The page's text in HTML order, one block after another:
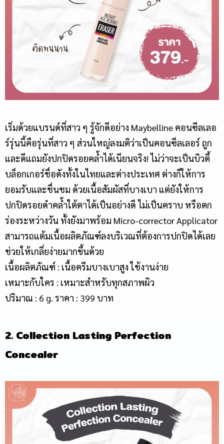
เริ่มด้วยแบรนด์ที่สาว ๆ รู้จักดีอย่าง Maybelline คอนซีลเลอ
ร์รุ่นนี้คือรุ่นที่สาว ๆ ส่วนใหญ่ลงมติว่าเป็นคอนซีลเลอร์ ถูก
และดีแถมยังปกปิดรอยคล้ำได้เนียนจริง! ไม่ว่าจะเป็นบิวตี้
บล็อกเกอร์ชื่อดังทั้งในไทยและต่างประเทศ ต่างก็ให้การ
ยอมรับและชื่นชม ด้วยเนื้อสัมผัสที่บางเบา แต่ยังให้การ
ปกปิดรอยดำคล้ำใต้ตาได้เป็นอย่างดี ไม่เป็นคราบ หรือตก
ร่องระหว่างวัน ทั้งยังมาพร้อม Micro-corrector Applicator
สามารถแต้มเนื้อผลิตภัณฑ์ลงบริเวณที่ต้องการปกปิดได้เลย
ช่วยให้เกลี่ยง่ายมากขึ้นด้วย
เนื้อผลิตภัณฑ์ : เนื้อครีมบางเบาสูง ใช้งานง่าย
เหมาะกับใคร : เหมาะสำหรับทุกสภาพผิว
ปริมาณ : 6 g. ราคา : 399 บาท
2. Collection Lasting Perfection
Concealer